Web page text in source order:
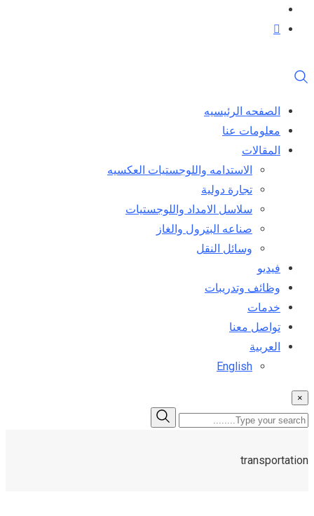
الصفحه الرئيسيه
معلومات عنا
المقالات
الاستدامه واللوجستيات العكسيه
تجارة دولية
سلاسل الامداد واللوجستيات
صناعه البترول والغاز
وسائل النقل
فيديو
وظائف وتدريبات
خدمات
تواصل معنا
العربية
English
×
transportation